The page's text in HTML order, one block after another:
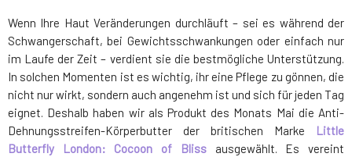
Wenn Ihre Haut Veränderungen durchläuft – sei es während der
Schwangerschaft, bei Gewichtsschwankungen oder einfach nur
im Laufe der Zeit – verdient sie die bestmögliche Unterstützung.
In solchen Momenten ist es wichtig, ihr eine Pflege zu gönnen, die
nicht nur wirkt, sondern auch angenehm ist und sich für jeden Tag
eignet. Deshalb haben wir als Produkt des Monats Mai die Anti-
Dehnungsstreifen-Körperbutter der britischen Marke
Little
Butterfly London: Cocoon of Blissausgewählt. Es vereint